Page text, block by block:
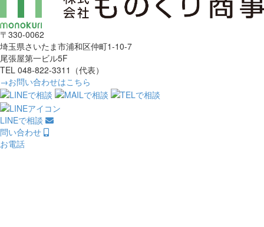
〒330-0062
埼玉県さいたま市浦和区仲町1-10-7
尾張屋第一ビル5F
TEL 048-822-3311（代表）
→お問い合わせはこちら
LINEで相談
問い合わせ
お電話